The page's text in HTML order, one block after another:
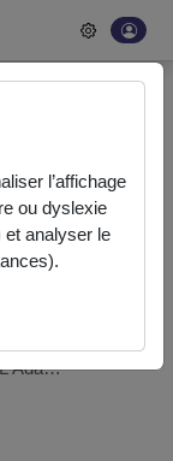
un média sur POD
Nous sommes
de vos
d'erreur
des langues à
L'Ada…
l’affichage
ou dyslexie
et analyser le